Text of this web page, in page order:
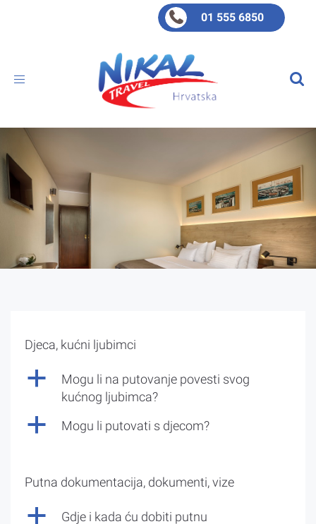
01 555 6850
Toggle
Djeca, kućni ljubimci
a
Mogu li na putovanje povesti svog
kućnog ljubimca?
a Mogu li putovati s djecom?
Putna dokumentacija, dokumenti, vize
a
Gdje i kada ću dobiti putnu